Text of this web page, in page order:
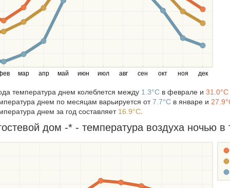
мар апр май июн июл авг сен окт ноя дек
температура днем колеблется между 1.3°C в феврале и 31.0°C
днем по месяцам варьируется от7.7°C в январе и
днем за год составляет 16.9°C.
дом -* - температура воздуха ночью в